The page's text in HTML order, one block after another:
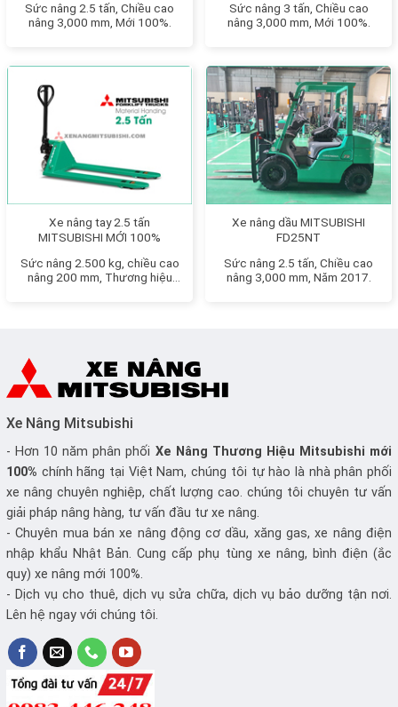
Sức nâng 2.5 tấn, Chiều cao
nâng 3,000 mm, Mới 100%.
Sức nâng 3 tấn, Chiều cao
nâng 3,000 mm, Mới 100%.
Xe nâng tay 2.5 tấn
MITSUBISHI MỚI 100%
Sức nâng 2.500 kg, chiều cao
nâng 200 mm, Thương hiệu
Xe nâng dầu MITSUBISHI
FD25NT
Sức nâng 2.5 tấn, Chiều cao
nâng 3,000 mm, Năm 2017.
Xe Nâng Mitsubishi
- Hơn 10 năm phân phối Xe Nâng Thương Hiệu Mitsubishi mới
100% chính hãng tại Việt Nam, chúng tôi tự hào là nhà phân phối
xe nâng chuyên nghiệp, chất lượng cao. chúng tôi chuyên tư vấn
giải pháp nâng hàng, tư vấn đầu tư xe nâng.
- Chuyên mua bán xe nâng động cơ dầu, xăng gas, xe nâng điện
nhập khẩu Nhật Bản. Cung cấp phụ tùng xe nâng, bình điện (ắc
quy) xe nâng mới 100%.
- Dịch vụ cho thuê, dịch vụ sửa chữa, dịch vụ bảo dưỡng tận nơi.
Lên hệ ngay với chúng tôi.